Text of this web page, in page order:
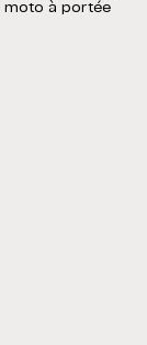
moto à portée